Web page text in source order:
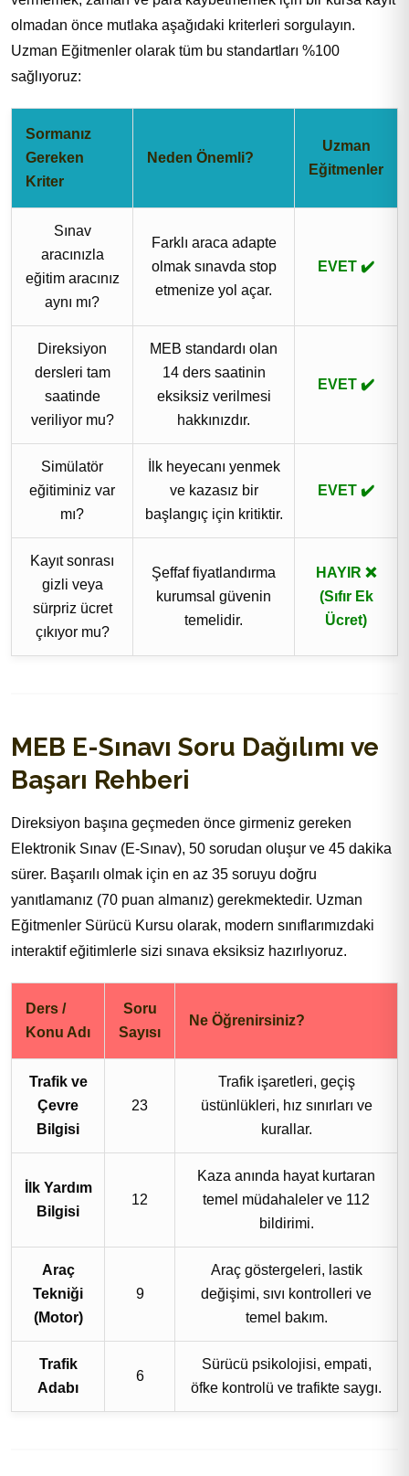
olmadan önce mutlaka aşağıdaki kriterleri sorgulayın.
Uzman Eğitmenler olarak tüm bu standartları %100
sağlıyoruz:
Sormanız
Gereken
Kriter
Neden Önemli?
Uzman
Eğitmenler
Sınav
aracınızla
eğitim aracınız
aynı mı?
Farklı araca adapte
olmak sınavda stop
etmenize yol açar.
EVET ✔️
Direksiyon
dersleri tam
saatinde
veriliyor mu?
MEB standardı olan
14 ders saatinin
eksiksiz verilmesi
hakkınızdır.
EVET ✔️
Simülatör
eğitiminiz var
mı?
İlk heyecanı yenmek
ve kazasız bir
başlangıç için kritiktir.
EVET ✔️
Kayıt sonrası
gizli veya
sürpriz ücret
çıkıyor mu?
Şeffaf fiyatlandırma
kurumsal güvenin
temelidir.
HAYIR ❌
(Sıfır Ek
Ücret)
MEB E-Sınavı Soru Dağılımı ve
Başarı Rehberi
Direksiyon başına geçmeden önce girmeniz gereken
Elektronik Sınav (E-Sınav), 50 sorudan oluşur ve 45 dakika
sürer. Başarılı olmak için en az 35 soruyu doğru
yanıtlamanız (70 puan almanız) gerekmektedir. Uzman
Eğitmenler Sürücü Kursu olarak, modern sınıflarımızdaki
interaktif eğitimlerle sizi sınava eksiksiz hazırlıyoruz.
Ders /
Konu Adı
Soru
Sayısı
Ne Öğrenirsiniz?
Trafik ve
Çevre
Bilgisi
23
Trafik işaretleri, geçiş
üstünlükleri, hız sınırları ve
kurallar.
İlk Yardım
Bilgisi
12
Kaza anında hayat kurtaran
temel müdahaleler ve 112
bildirimi.
Araç
Tekniği
(Motor)
9
Araç göstergeleri, lastik
değişimi, sıvı kontrolleri ve
temel bakım.
Trafik
Adabı
6
Sürücü psikolojisi, empati,
öfke kontrolü ve trafikte saygı.